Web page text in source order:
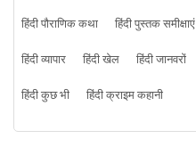
हिंदी पौराणिक कथा
हिंदी पुस्तक समीक्षाएं
हिंदी व्यापार
हिंदी खेल हिंदी जानवरों
हिंदी कुछ भी
हिंदी क्राइम कहानी